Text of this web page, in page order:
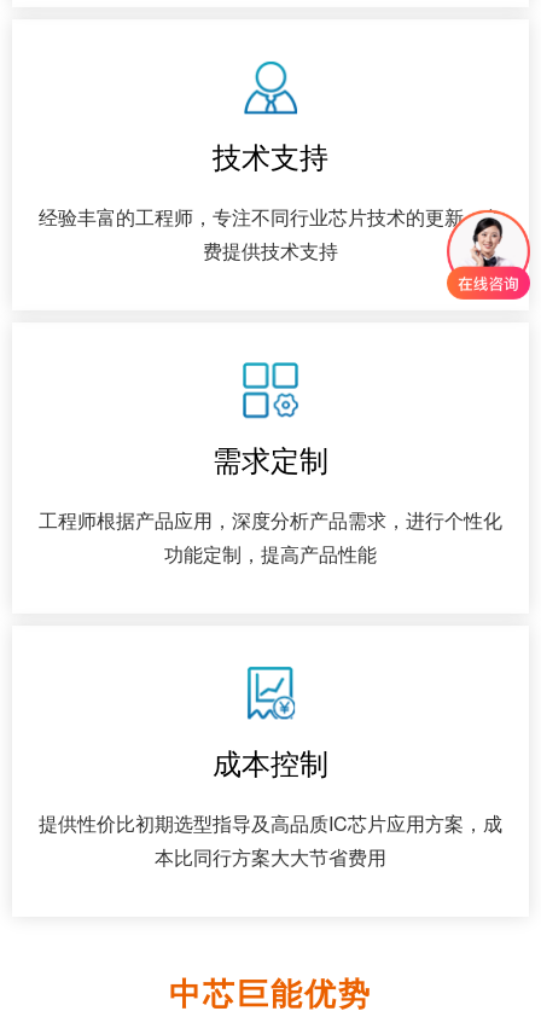
技术支持
经验丰富的工程师，专注不同行业芯片技术的更新，免
费提供技术支持
需求定制
工程师根据产品应用，深度分析产品需求，进行个性化
功能定制，提高产品性能
成本控制
提供性价比初期选型指导及高品质IC芯片应用方案，成
本比同行方案大大节省费用
中芯巨能优势